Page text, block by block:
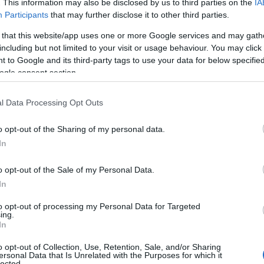
This information may also be disclosed by us to third parties on the
Participants that may further disclose it to other third parties.
that this website/app uses one or more Google services and may
but not limited to your visit or usage behaviour. You may
to Google and its third-party tags to use your data for below
consent section.
Data Processing Opt Outs
opt-out of the Sharing of my personal data.
opt-out of the Sale of my Personal Data.
opt-out of processing my Personal Data for Targeted
opt-out of Collection, Use, Retention, Sale, and/or Sharing
Data that Is Unrelated with the Purposes for which it
Θεόδωρος Σκυλακάκηςπρόκειται να
πλέγμα μέτρων για την αντιμετώπιση των
λογαριασμούς, χωρίς να βρίσκονται σε
τις ρευματοκλοπές.
η πολιτική ηγεσία επιδιώκει
σε τακτική βάση συμπεριφορά
ρεύματος.
που εξετάζονται είναι αφενός η
ενέργεια, ενός συστήματος δηλαδή
όπου θα καταγράφονται οι οφειλέτες
θα επισημαίνονται εκείνοι οι οποίοι
κατανάλωσης ηλεκτρικής